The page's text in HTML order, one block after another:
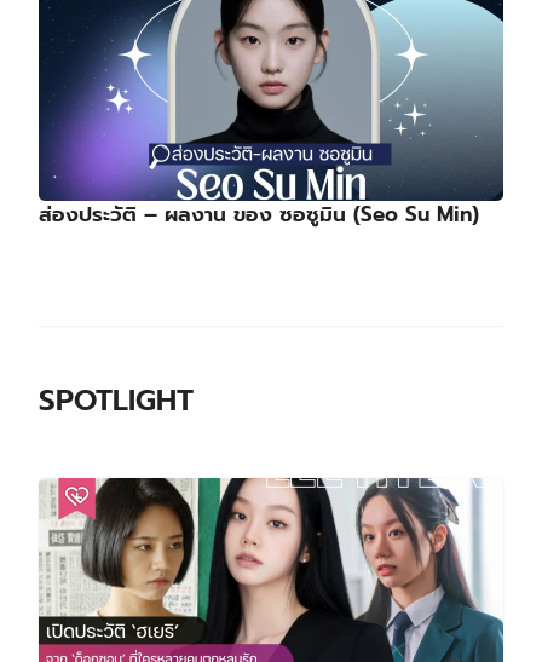
ส่องประวัติ – ผลงาน ของ ซอซูมิน (Seo Su Min)
SPOTLIGHT